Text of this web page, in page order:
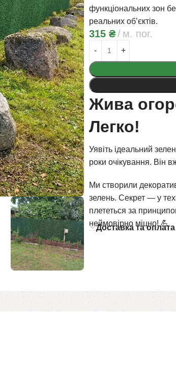
функціональних зон
реальних об’єктів.
315 ₴ м. пог.
Жива
Легко!
Уявіть ідеальний
роки очікування. Він
Ми створили
зелень. Секрет — у
плететься за
неймовірно міцно! 💪
Доставка та оплата